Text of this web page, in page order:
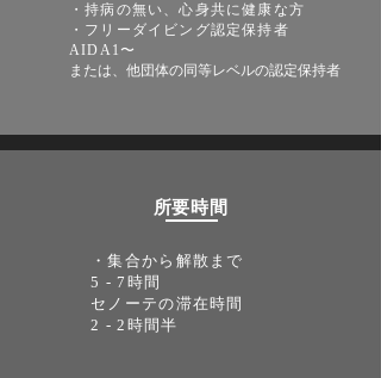
​・持病の無い、心身共に健康な方
​・フリーダイビング認定保持者
AIDA1〜
または、他団体の同等レベルの認定保持者
​所要時間
・集合から解散まで
5 - 7時間
セノーテの滞在時間
2 - 2時間半